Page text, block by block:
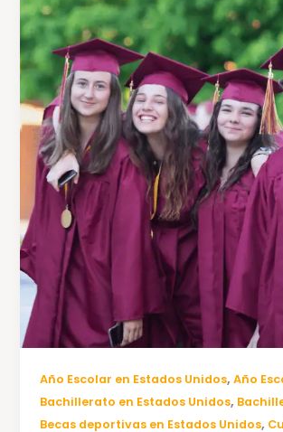
Año Escolar en Estados Unidos,Año
Bachillerato en Estados Unidos,
Becas deportivas en Estados Unidos,